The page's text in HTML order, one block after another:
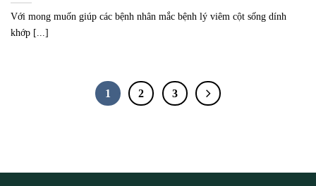
Với mong muốn giúp các bệnh nhân mắc bệnh lý viêm cột sống dính
khớp [...]
1 2 3